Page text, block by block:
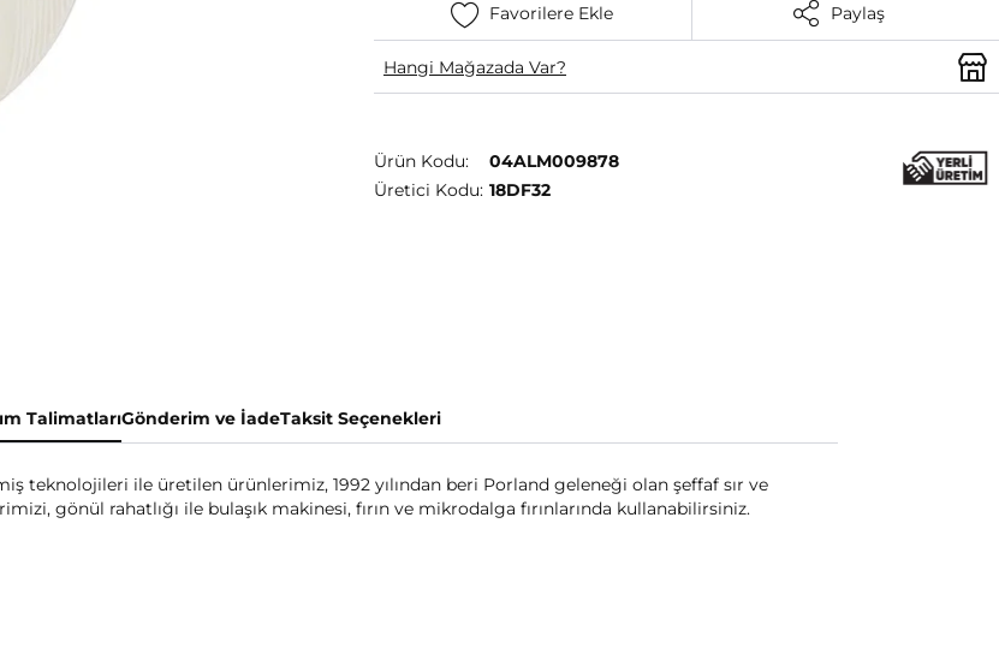
Favorilere Ekle Paylaş
Hangi Mağazada Var?
Ürün Kodu:
04ALM009878
Üretici Kodu: 18DF32
TalimatlarıGönderim ve İadeTaksit Seçenekleri
teknolojileri ile üretilen ürünlerimiz, 1992 yılından beri Porland geleneği olan şeffaf sır ve
gönül rahatlığı ile bulaşık makinesi, fırın ve mikrodalga fırınlarında kullanabilirsiniz.